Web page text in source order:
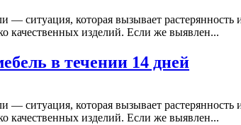
ситуация, которая вызывает
качественных изделий. Если же выявлен...
в течении 14 дней
ситуация, которая вызывает
качественных изделий. Если же выявлен...